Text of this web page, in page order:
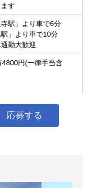
す
駅」より車で6分
」より車で10分
勤大歓迎
円(一律手当含
応募する